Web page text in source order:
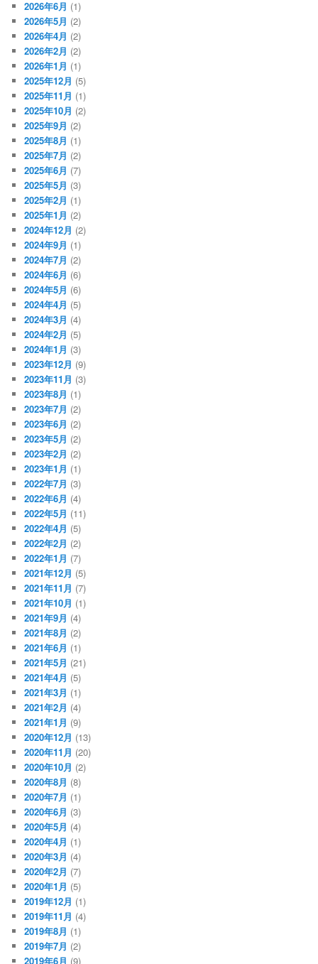
2026年6月 (1)
2026年5月 (2)
2026年4月 (2)
2026年2月 (2)
2026年1月 (1)
2025年12月 (5)
2025年11月 (1)
2025年10月 (2)
2025年9月 (2)
2025年8月 (1)
2025年7月 (2)
2025年6月 (7)
2025年5月 (3)
2025年2月 (1)
2025年1月 (2)
2024年12月 (2)
2024年9月 (1)
2024年7月 (2)
2024年6月 (6)
2024年5月 (6)
2024年4月 (5)
2024年3月 (4)
2024年2月 (5)
2024年1月 (3)
2023年12月 (9)
2023年11月 (3)
2023年8月 (1)
2023年7月 (2)
2023年6月 (2)
2023年5月 (2)
2023年2月 (2)
2023年1月 (1)
2022年7月 (3)
2022年6月 (4)
2022年5月 (11)
2022年4月 (5)
2022年2月 (2)
2022年1月 (7)
2021年12月 (5)
2021年11月 (7)
2021年10月 (1)
2021年9月 (4)
2021年8月 (2)
2021年6月 (1)
2021年5月 (21)
2021年4月 (5)
2021年3月 (1)
2021年2月 (4)
2021年1月 (9)
2020年12月 (13)
2020年11月 (20)
2020年10月 (2)
2020年8月 (8)
2020年7月 (1)
2020年6月 (3)
2020年5月 (4)
2020年4月 (1)
2020年3月 (4)
2020年2月 (7)
2020年1月 (5)
2019年12月 (1)
2019年11月 (4)
2019年8月 (1)
2019年7月 (2)
2019年6月 (9)